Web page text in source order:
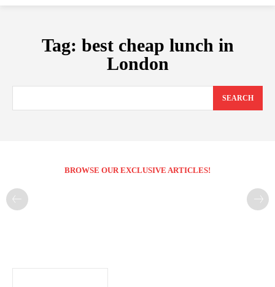
Tag: best cheap lunch in
London
SEARCH
BROWSE OUR EXCLUSIVE ARTICLES!